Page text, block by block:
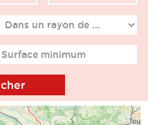
Surface minimum